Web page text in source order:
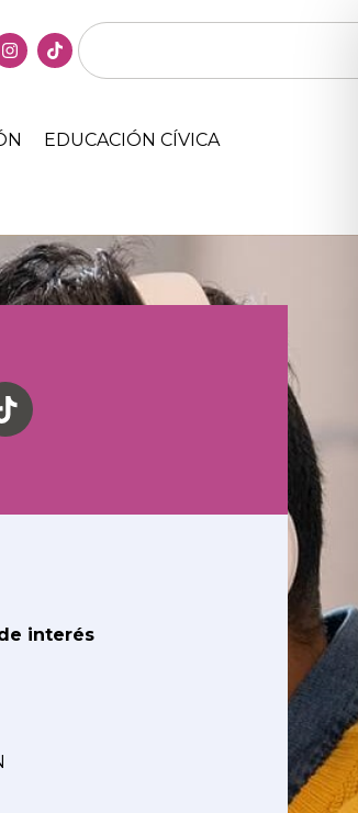
EDUCACIÓN CÍVICA
interés